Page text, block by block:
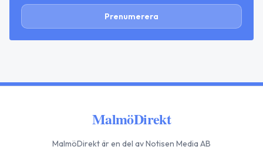
Prenumerera
MalmöDirekt
MalmöDirektär en del av Notisen Media AB